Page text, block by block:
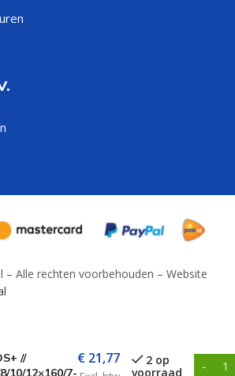
– Alle rechten voorbehouden – Website
//
10/12×160/7-
€ 21,77
2 op
voorraad